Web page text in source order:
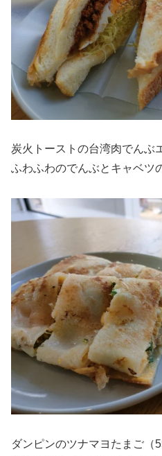
炭火トーストの台湾肉でんぶ
ふわふわのでんぶとキャベツ
ダンピンのツナマヨたまご（